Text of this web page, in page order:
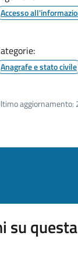
Accesso
Anagrafe e stato civile
aggiornamento:
su